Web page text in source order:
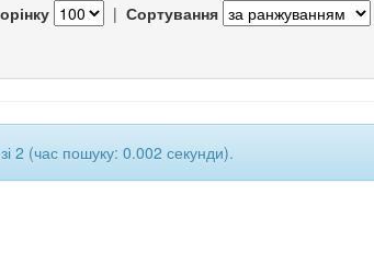
| Сортування
2 (час пошуку: 0.002 секунди).